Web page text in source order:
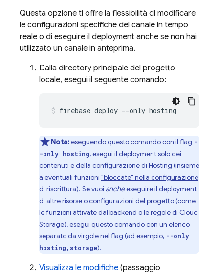
Questa opzione ti offre la flessibilità di modificare
le configurazioni specifiche del canale in tempo
reale o di eseguire il deployment anche se non hai
utilizzato un canale in anteprima.
Dalla directory principale del progetto
locale, esegui il seguente comando:
firebase deploy --only hosting
Nota:eseguendo questo comando con il flag -
-only hosting, esegui il deployment solo dei
contenuti e della configurazione di Hosting (insieme
a eventuali funzioni "bloccate" nella configurazione
di riscrittura). Se vuoi ancheeseguire il deployment
di altre risorse o configurazioni del progetto(come
le funzioni attivate dal backend o le regole di Cloud
Storage), esegui questo comando con un elenco
separato da virgole nel flag (ad esempio, --only
hosting,storage).
Visualizza le modifiche (passaggio